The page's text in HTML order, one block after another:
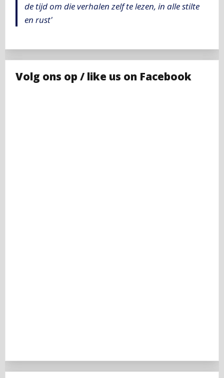
de tijd om die verhalen zelf te lezen, in alle stilte
en rust'
Volg ons op / like us on Facebook